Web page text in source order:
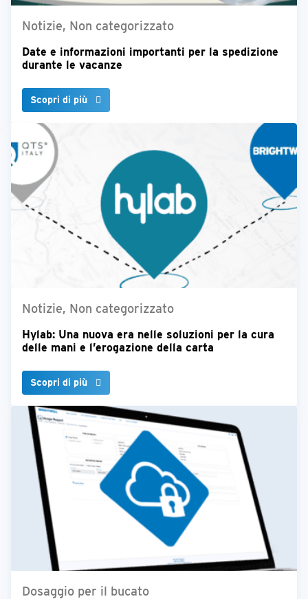
Notizie, Non categorizzato
Date e informazioni importanti per la spedizione
durante le vacanze
Scopri di più
Notizie, Non categorizzato
Hylab: Una nuova era nelle soluzioni per la cura
delle mani e l’erogazione della carta
Scopri di più
Dosaggio per il bucato